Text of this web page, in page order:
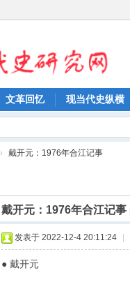
文革回忆 现当代史纵横
› 戴开元：1976年合江记事
戴开元：1976年合江记事
发表于 2022-12-4 20:11:24
● 戴开元